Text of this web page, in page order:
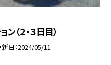
（２・３日目）
新日 2024/05/11